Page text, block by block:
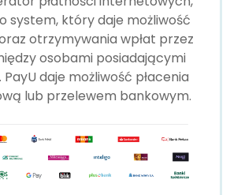
system, który daje możliwość
otrzymywania wpłat przez
osobami posiadającymi
daje możliwość płacenia
lub przelewem bankowym.